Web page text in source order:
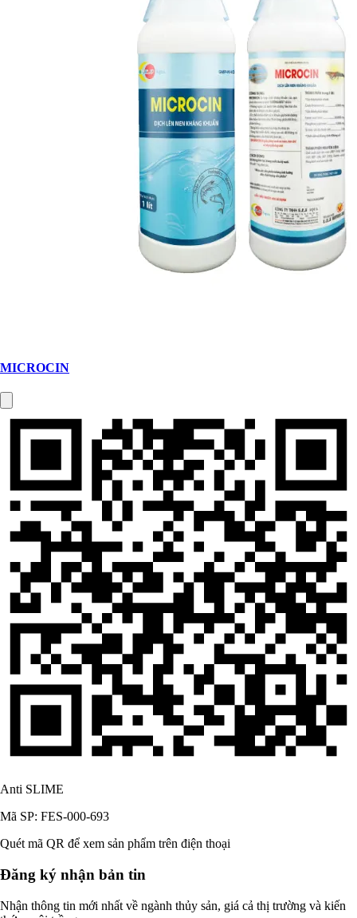
MICROCIN
Anti SLIME
Mã SP: FES-000-693
Quét mã QR để xem sản phẩm trên điện thoại
Đăng ký nhận bản tin
Nhận thông tin mới nhất về ngành thủy sản, giá cả thị trường và kiến